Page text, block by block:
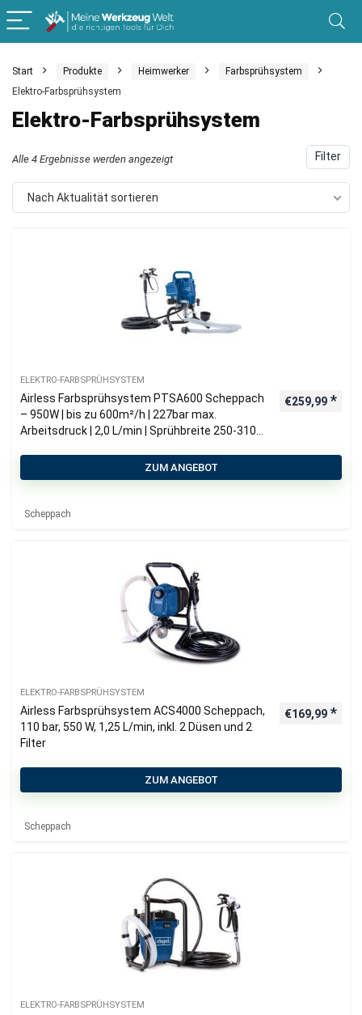
Start Produkte Heimwerker
Farbsprühsystem
Elektro-Farbsprühsystem
Elektro-Farbsprühsystem
Filter
Alle 4 Ergebnisse werden angezeigtNach
Aktualität
Nach Aktualität sortieren
ELEKTRO-FARBSPRÜHSYSTEM
Airless Farbsprühsystem PTSA600 Scheppach
– 950W | bis zu 600m²/h | 227bar max.
Arbeitsdruck | 2,0 L/min | Sprühbreite 250-310
€259,99
ZUM ANGEBOT
Scheppach
ELEKTRO-FARBSPRÜHSYSTEM
Airless Farbsprühsystem ACS4000 Scheppach,
110 bar, 550 W, 1,25 L/min, inkl. 2 Düsen und 2
Filter
€169,99
ZUM ANGEBOT
Scheppach
ELEKTRO-FARBSPRÜHSYSTEM